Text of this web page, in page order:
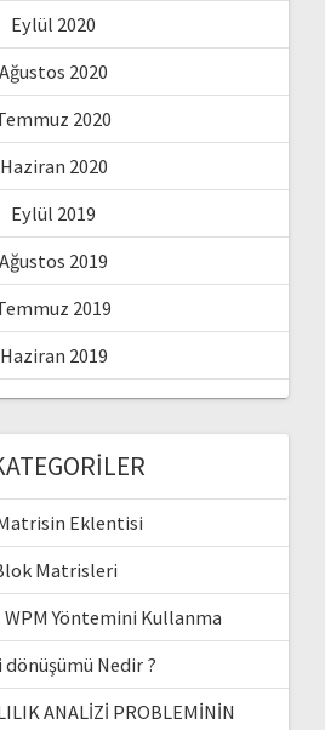
Eylül 2020
Ağustos 2020
2020
Haziran 2020
Eylül 2019
Ağustos 2019
2019
Haziran 2019
Eklentisi
Matrisleri
WPM Yöntemini Kullanma
dönüşümü Nedir ?
ANALİZİ PROBLEMİNİN